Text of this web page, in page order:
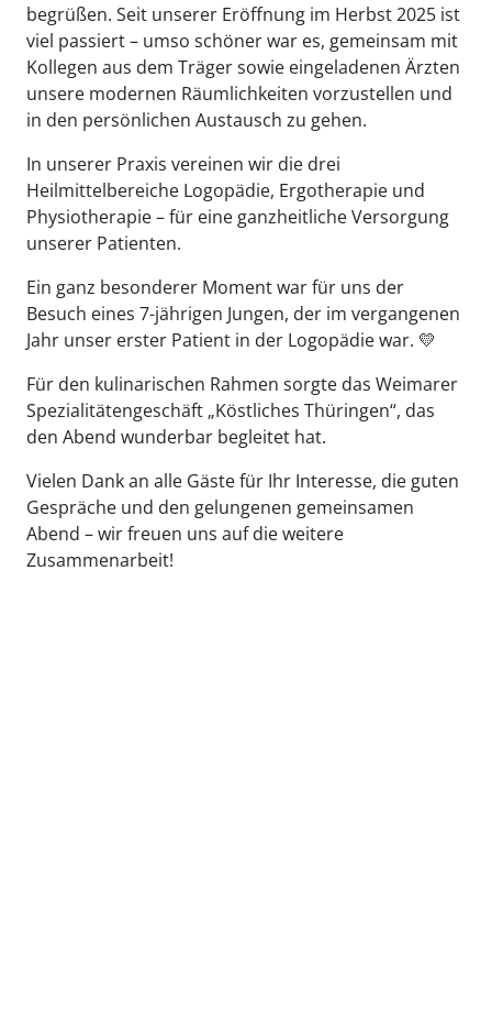
begrüßen. Seit unserer Eröffnung im Herbst 2025 ist
viel passiert – umso schöner war es, gemeinsam mit
Kollegen aus dem Träger sowie eingeladenen Ärzten
unsere modernen Räumlichkeiten vorzustellen und
in den persönlichen Austausch zu gehen.
In unserer Praxis vereinen wir die drei
Heilmittelbereiche Logopädie, Ergotherapie und
Physiotherapie – für eine ganzheitliche Versorgung
unserer Patienten.
Ein ganz besonderer Moment war für uns der
Besuch eines 7-jährigen Jungen, der im vergangenen
Jahr unser erster Patient in der Logopädie war. 💛
Für den kulinarischen Rahmen sorgte das Weimarer
Spezialitätengeschäft „Köstliches Thüringen“, das
den Abend wunderbar begleitet hat.
Vielen Dank an alle Gäste für Ihr Interesse, die guten
Gespräche und den gelungenen gemeinsamen
Abend – wir freuen uns auf die weitere
Zusammenarbeit!